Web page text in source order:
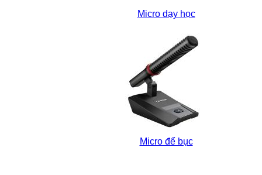
Micro dạy học
Micro để bục